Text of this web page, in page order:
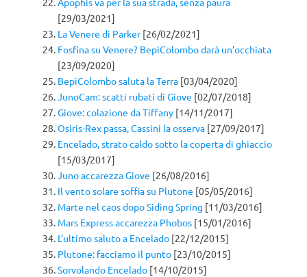
[29/03/2021]
La Venere di Parker[26/02/2021]
Fosfina su Venere? BepiColombo darà un’occhiata
[23/09/2020]
BepiColombo saluta la Terra [03/04/2020]
JunoCam: scatti rubati di Giove [02/07/2018]
Giove: colazione da Tiffany [14/11/2017]
Osiris-Rex passa, Cassini la osserva [27/09/2017]
Encelado, strato caldo sotto la coperta di ghiaccio
[15/03/2017]
Juno accarezza Giove [26/08/2016]
Il vento solare soffia su Plutone [05/05/2016]
Marte nel caos dopo Siding Spring [11/03/2016]
Mars Express accarezza Phobos [15/01/2016]
L’ultimo saluto a Encelado [22/12/2015]
Plutone: facciamo il punto [23/10/2015]
Sorvolando Encelado [14/10/2015]